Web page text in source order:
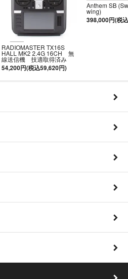
RADIOMASTER TX16S
HALL MK2 2.4G 16CH 無
線送信機 技適取得済み
54,200円(税込59,620円)
Anthem SB
wing)
398,000円(税